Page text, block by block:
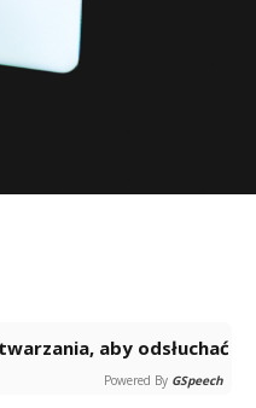
Powered By GSpeech